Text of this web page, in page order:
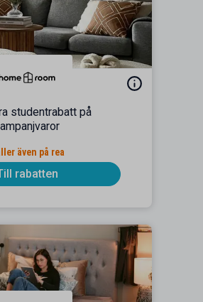
studentrabatt på
även på rea
rabatten